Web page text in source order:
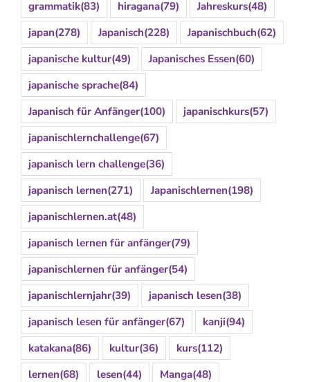
grammatik(83) hiragana(79) Jahreskurs(48)
japan(278) Japanisch(228) Japanischbuch(62)
japanische kultur(49) Japanisches Essen(60)
japanische sprache(84)
Japanisch für Anfänger(100) japanischkurs(57)
japanischlernchallenge(67)
japanisch lern challenge(36)
japanisch lernen(271) Japanischlernen(198)
japanischlernen.at(48)
japanisch lernen für anfänger(79)
japanischlernen für anfänger(54)
japanischlernjahr(39) japanisch lesen(38)
japanisch lesen für anfänger(67) kanji(94)
katakana(86) kultur(36) kurs(112)
lernen(68) lesen(44) Manga(48)